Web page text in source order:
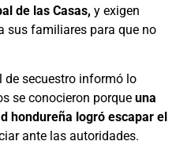
de las Casas, y exigen
sus familiares para que no
de secuestro informó lo
se conocieron porque una
hondureña logró escapar el
ante las autoridades.